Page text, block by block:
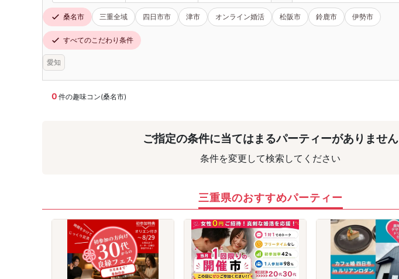
桑名市 三重全域 四日市市 津市 オンライン婚活 松阪市 鈴鹿市 伊勢市
すべてのこだわり条件
愛知
0 件の趣味コン(桑名市)
ご指定の条件に当てはまるパーティーがありません
条件を変更して検索してください
三重県のおすすめパーティー